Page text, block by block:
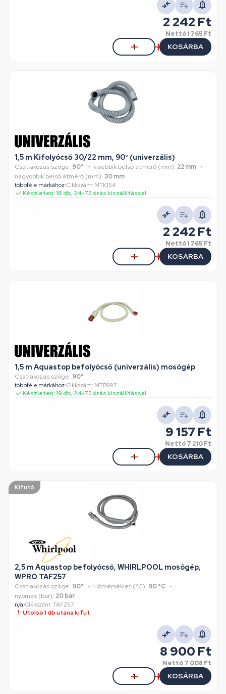
2 242 Ft
Nettó1 765 Ft
KOSÁRBA
1,5 m Kifolyócső 30/22 mm, 90° (univerzális)
Csatlakozás szöge: 90° kisebbik belső átmérő (mm): 22 mm
nagyobbik belső átmérő (mm): 30 mm
többféle márkához•Cikkszám: MTK154
Készleten: 18 db, 24-72 órás kiszállítással
2 242 Ft
Nettó1 765 Ft
KOSÁRBA
1,5 m Aquastop befolyócső (univerzális) mosógép
Csatlakozás szöge: 90°
többféle márkához•Cikkszám: MTB997
Készleten: 19 db, 24-72 órás kiszállítással
9 157 Ft
Nettó7 210 Ft
KOSÁRBA
Kifutó
2,5 m Aquastop befolyócső, WHIRLPOOL mosógép,
WPRO TAF257
Csatlakozás szöge: 90° Hőmérséklet (°C): 90 °C
nyomás (bar): 20 bar
n/a•Cikkszám: TAF257
Utolsó 1 db utána kifut
8 900 Ft
Nettó7 008 Ft
KOSÁRBA